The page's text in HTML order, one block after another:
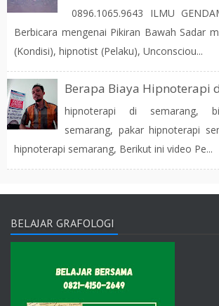
0896.1065.9643 ILMU
Berbicara mengenai Pikiran Bawah Sadar
(Kondisi), hipnotist (Pelaku), Unconsciou...
Berapa Biaya Hipnoterapi
hipnoterapi di semarang,
semarang, pakar hipnoterapi
hipnoterapi semarang, Berikut ini video Pe...
BELAJAR GRAFOLOGI